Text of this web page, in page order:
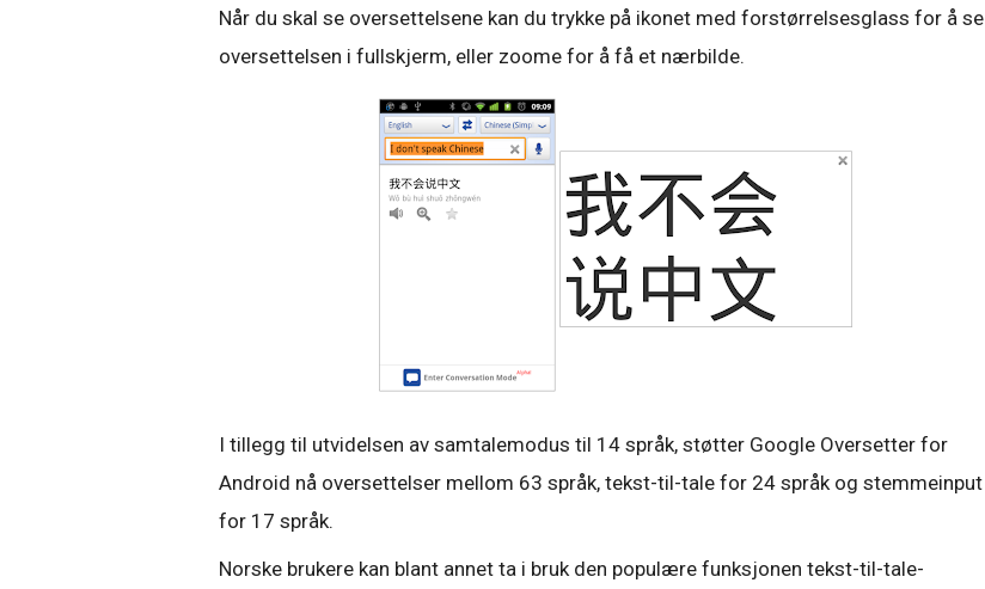
Når du skal se oversettelsene kan du trykke på ikonet med forstørrelsesglass for å se
oversettelsen i fullskjerm, eller zoome for å få et nærbilde.
I tillegg til utvidelsen av samtalemodus til 14 språk, støtter Google Oversetter for
Android nå oversettelser mellom 63 språk, tekst-til-tale for 24 språk og stemmeinput
for 17 språk.
Norske brukere kan blant annet ta i bruk den populære funksjonen tekst-til-tale-